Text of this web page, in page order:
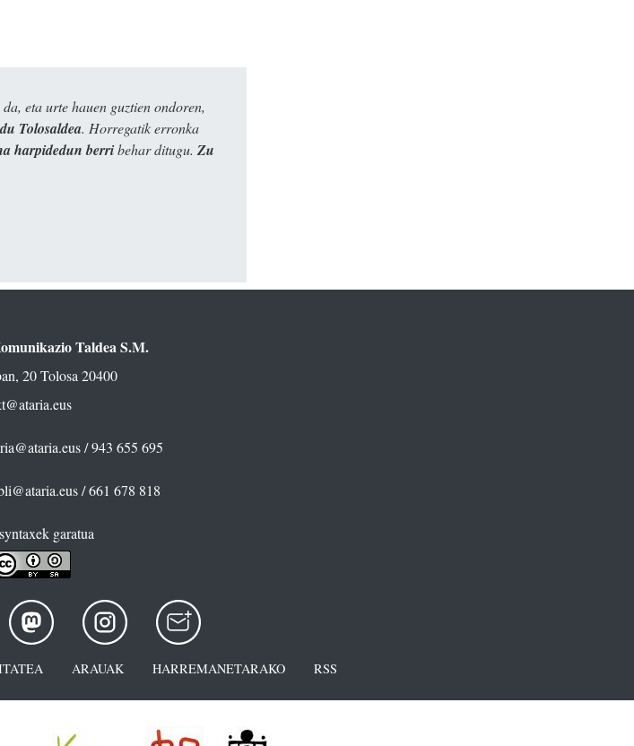
eta urte hauen guztien ondoren,
Tolosaldea. Horregatik erronka
harpidedun berribehar ditugu. Zu
Taldea S.M.
20 Tolosa 20400
/ 943 655 695
/ 661 678 818
garatua
ARAUAK HARREMANETARAKO RSS